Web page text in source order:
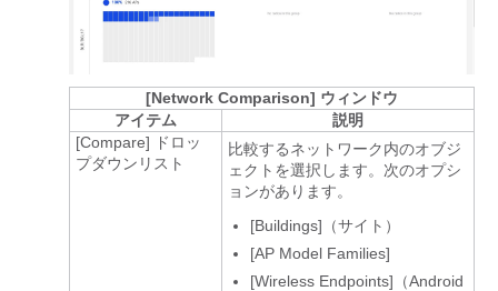
[Network Comparison] ウィンドウ
アイテム
説明
[Compare] ドロッ
プダウンリスト
比較するネットワーク内のオブジ
ェクトを選択します。次のオプシ
ョンがあります。
[Buildings] （サイト）
[AP Model Families]
[Wireless Endpoints] （Android